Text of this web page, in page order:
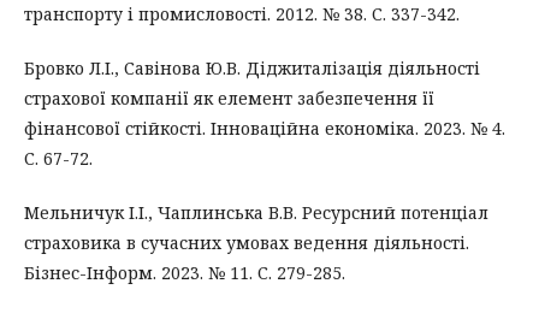
транспорту і промисловості. 2012. № 38. С. 337-342.
Бровко Л.І., Савінова Ю.В. Діджиталізація діяльності
страхової компанії як елемент забезпечення її
фінансової стійкості. Інноваційна економіка. 2023. № 4.
С. 67-72.
Мельничук І.І., Чаплинська В.В. Ресурсний потенціал
страховика в сучасних умовах ведення діяльності.
Бізнес-Інформ. 2023. № 11. С. 279-285.